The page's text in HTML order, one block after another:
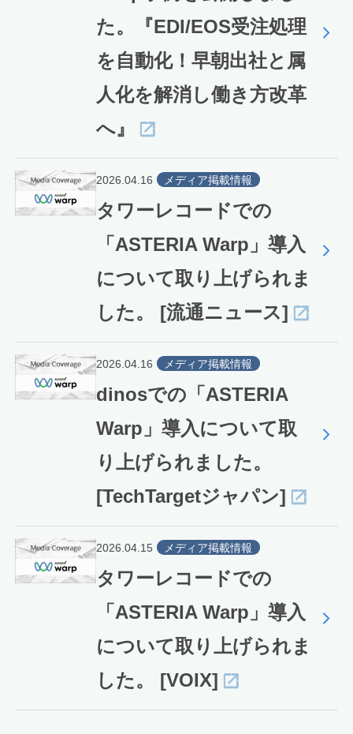
た。『EDI/EOS受注処理
を自動化！早朝出社と属
人化を解消し働き方改革
へ』
2026.04.16 メディア掲載情報
タワーレコードでの
「ASTERIA Warp」導入
について取り上げられま
した。 [流通ニュース]
2026.04.16 メディア掲載情報
dinosでの「ASTERIA
Warp」導入について取
り上げられました。
[TechTargetジャパン]
2026.04.15 メディア掲載情報
タワーレコードでの
「ASTERIA Warp」導入
について取り上げられま
した。 [VOIX]